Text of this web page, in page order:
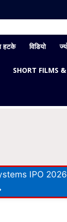
हटके विडियो
SHORT FILMS
IPO